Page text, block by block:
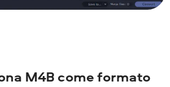
M4B come formato